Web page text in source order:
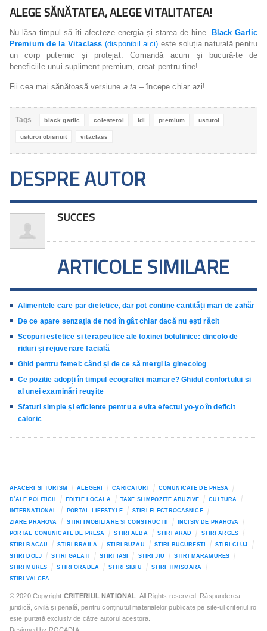
ALEGE SĂNĂTATEA, ALEGE VITALITATEA!
Nu lăsa timpul să îți afecteze energia și starea de bine. Black Garlic
Premium de la Vitaclass (disponibil aici) este soluția naturală pentru
un corp puternic și protejat. Comandă acum și bucură-te de
beneficiile unui supliment premium, creat pentru tine!
Fii cea mai sănătoasă versiune a ta – începe chiar azi!
Tags black garlic colesterol ldl premium usturoi
usturoi obisnuit vitaclass
DESPRE AUTOR
SUCCES
ARTICOLE SIMILARE
Alimentele care par dietetice, dar pot conține cantități mari de zahăr
De ce apare senzația de nod în gât chiar dacă nu ești răcit
Scopuri estetice și terapeutice ale toxinei botulinice: dincolo de
riduri și rejuvenare facială
Ghid pentru femei: când și de ce să mergi la ginecolog
Ce poziție adopți în timpul ecografiei mamare? Ghidul confortului și
al unei examinări reușite
Sfaturi simple și eficiente pentru a evita efectul yo-yo în deficit
caloric
AFACERI SI TURISM ALEGERI CARICATURI
COMUNICATE DE PRESA
D`ALE POLITICII
EDITIE LOCALA TAXE SI IMPOZITE ABUZIVE
CULTURA
INTERNATIONAL
PORTAL LIFESTYLE
STIRI ELECTROCASNICE
ZIARE PRAHOVA
STIRI IMOBILIARE SI CONSTRUCTII
INCISIV DE PRAHOVA
PORTAL COMUNICATE DE PRESA
STIRI ALBA STIRI ARAD
STIRI ARGES
STIRI BACAU
STIRI BRAILA STIRI BUZAU STIRI BUCURESTI
STIRI CLUJ
STIRI DOLJ
STIRI GALATI STIRI IASI STIRI JIU
STIRI MARAMURES
STIRI MURES
STIRI ORADEA STIRI SIBIU
STIRI TIMISOARA
STIRI VALCEA
© 2020 Copyright CRITERIUL NATIONAL . All Rights reserved. Răspunderea
juridică, civilă și penală, pentru conținutul materialelor publicate pe site-ul criteriul.ro
este purtată exclusiv de către autorul acestora.